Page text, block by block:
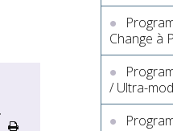
Change à
/ Ultra-